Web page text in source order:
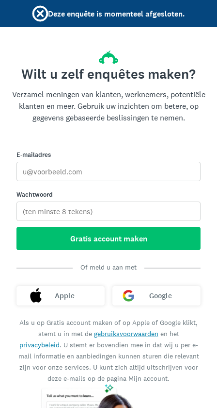
Deze enquête is momenteel afgesloten.
Wilt u zelf enquêtes maken?
Verzamel meningen van klanten, werknemers, potentiële
klanten en meer. Gebruik uw inzichten om betere, op
gegevens gebaseerde beslissingen te nemen.
E-mailadres
Wachtwoord
Gratis account maken
Of meld u aan met
Apple Google
Als u op Gratis account maken of op Apple of Google klikt,
stemt u in met de gebruiksvoorwaarden en het
privacybeleid. U stemt er bovendien mee in dat wij u per e-
mail informatie en aanbiedingen kunnen sturen die relevant
zijn voor onze services. U kunt zich altijd uitschrijven voor
deze e-mails op de pagina Mijn account.